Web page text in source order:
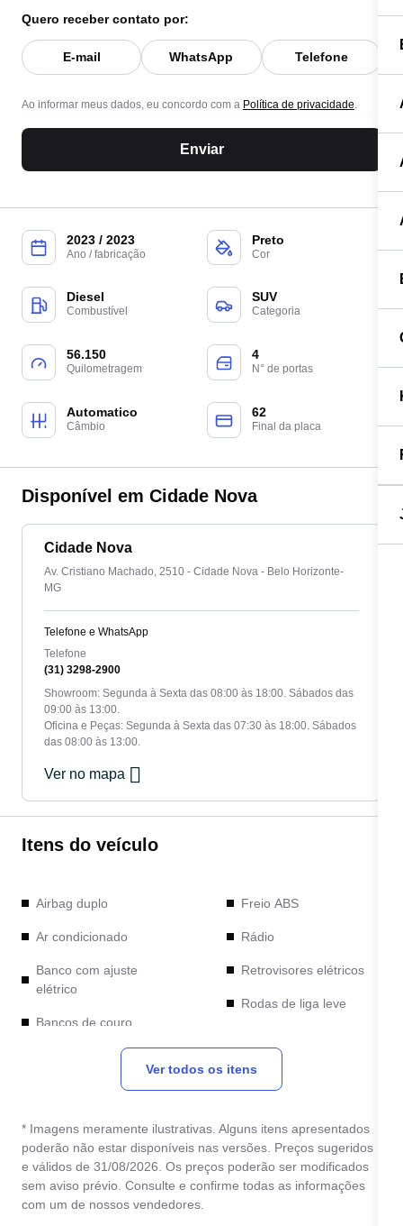
2023 / 2023
Ano / fabricação
Preto
Cor
Diesel
Combustível
SUV
Categoria
56.150
Quilometragem
4
N° de portas
Automatico
Câmbio
62
Final da placa
Disponível em Cidade Nova
Cidade Nova
Av. Cristiano Machado, 2510 - Cidade Nova - Belo Horizonte-
MG
Telefone e WhatsApp
Telefone
(31) 3298-2900
Showroom: Segunda à Sexta das 08:00 às 18:00. Sábados das
09:00 às 13:00.
Oficina e Peças: Segunda à Sexta das 07:30 às 18:00. Sábados
das 08:00 às 13:00.
Ver no mapa
Itens do veículo
Airbag duplo
Ar condicionado
Banco com ajuste
elétrico
Bancos de couro
Desembaçador traseiro
Direção hidráulica
Freio ABS
Rádio
Retrovisores elétricos
Rodas de liga leve
Vidros elétricos
Ver todos os itens
* Imagens meramente ilustrativas. Alguns itens apresentados
poderão não estar disponíveis nas versões. Preços sugeridos
e válidos de 31/08/2026. Os preços poderão ser modificados
sem aviso prévio. Consulte e confirme todas as informações
com um de nossos vendedores.
Quero receber contato por:
E-mail WhatsApp Telefone
Ao informar meus dados, eu concordo com a Política de privacidade
Enviar